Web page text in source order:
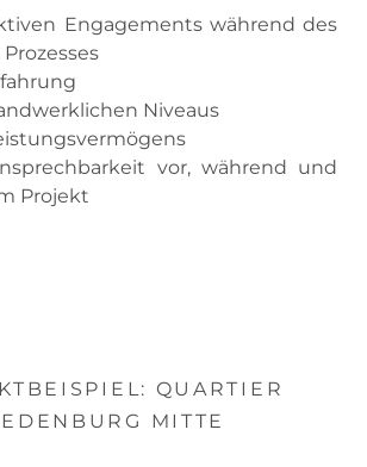
Engagements während des
Niveaus
vor, während und
Projekt
QUARTIER
MITTE